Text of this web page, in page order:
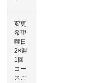
変更
希望
曜日
2※週
1回
コー
スご